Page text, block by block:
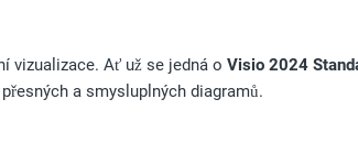
vizualizace. Ať už se jedná o Visio 2024
a smysluplných diagramů.